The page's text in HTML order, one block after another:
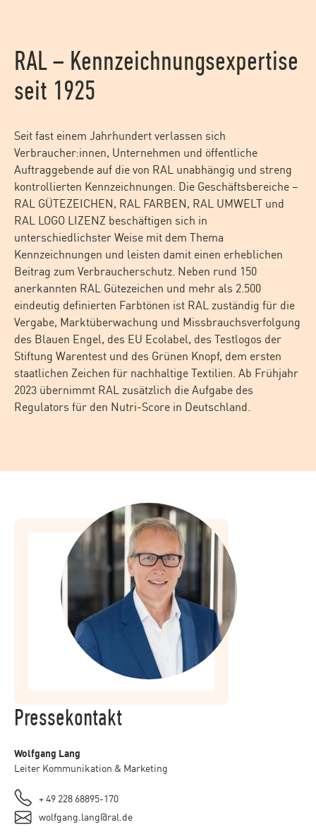
RAL – Kennzeichnungsexpertise
seit 1925
Seit fast einem Jahrhundert verlassen sich
Verbraucher:innen, Unternehmen und öffentliche
Auftraggebende auf die von RAL unabhängig und streng
kontrollierten Kennzeichnungen. Die Geschäftsbereiche –
RAL GÜTEZEICHEN, RAL FARBEN, RAL UMWELT und
RAL LOGO LIZENZ beschäftigen sich in
unterschiedlichster Weise mit dem Thema
Kennzeichnungen und leisten damit einen erheblichen
Beitrag zum Verbraucherschutz. Neben rund 150
anerkannten RAL Gütezeichen und mehr als 2.500
eindeutig definierten Farbtönen ist RAL zuständig für die
Vergabe, Marktüberwachung und Missbrauchsverfolgung
des Blauen Engel, des EU Ecolabel, des Testlogos der
Stiftung Warentest und des Grünen Knopf, dem ersten
staatlichen Zeichen für nachhaltige Textilien. Ab Frühjahr
2023 übernimmt RAL zusätzlich die Aufgabe des
Regulators für den Nutri-Score in Deutschland.
Pressekontakt
Wolfgang Lang
Leiter Kommunikation & Marketing
+ 49 228 68895-170
wolfgang.lang@ral.de